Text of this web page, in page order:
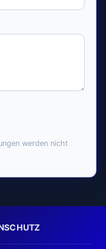
werden nicht